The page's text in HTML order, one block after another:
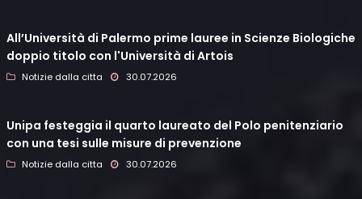
All’Università di Palermo prime lauree in Scienze Biologiche
doppio titolo con l'Università di Artois
Notizie dalla citta 30.07.2026
Unipa festeggia il quarto laureato del Polo penitenziario
con una tesi sulle misure di prevenzione
Notizie dalla citta 30.07.2026